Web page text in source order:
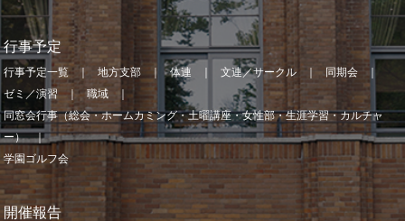
行事予定
行事予定一覧 地方支部 体連 文連／サークル
同期会
ゼミ／演習
職域
同窓会行事（総会・ホームカミング・土曜講座・女性部・生涯学習・カルチャ
ー）
学園ゴルフ会
開催報告